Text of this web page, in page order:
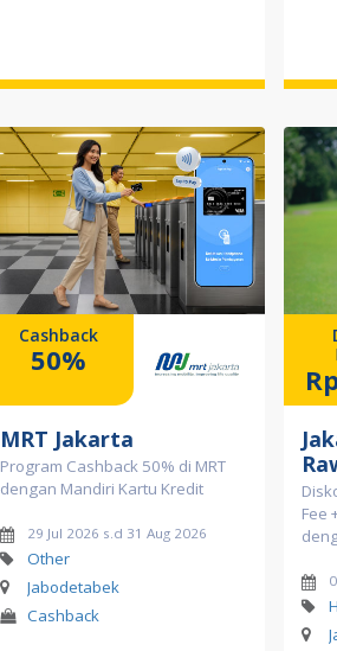
Cashback
50%
MRT Jakarta
Program Cashback 50% di MRT
dengan Mandiri Kartu Kredit
29 Jul 2026 s.d 31 Aug 2026
Other
Jabodetabek
Cashback
Fee